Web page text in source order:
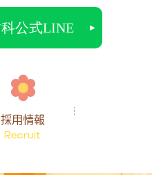
採用情報
Recruit